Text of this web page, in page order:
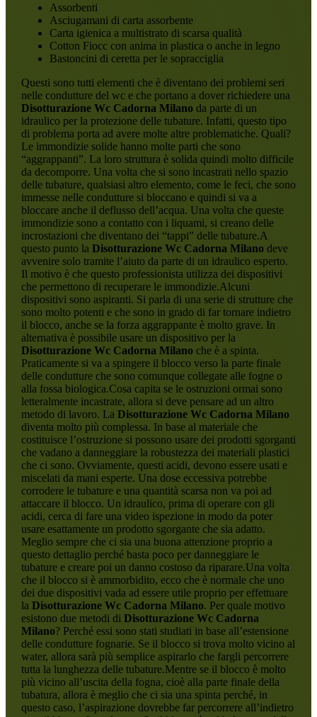
Assorbenti
Asciugamani di carta assorbente
Carta igienica a multistrato di scarsa qualità
Cotton Fiocc con anima in plastica o anche in legno
Bastoncini di ceretta per le sopracciglia
Questi sono tutti elementi che è diventano dei problemi seri
nelle condutture del wc e che portano a dover richiedere una
Disotturazione Wc Cadorna Milanoda parte di un
idraulico per la protezione delle tubature. Infatti, questo tipo
di problema porta ad avere molte altre problematiche. Quali?
Le immondizie solide hanno molte parti che sono
“aggrappanti”. La loro struttura è solida quindi molto difficile
da decomporre. Una volta che si sono incastrati nello spazio
delle tubature, qualsiasi altro elemento, come le feci, che sono
immesse nelle condutture si bloccano e quindi si va a
bloccare anche il deflusso dell’acqua. Una volta che queste
immondizie sono a contatto con i liquami, si creano delle
incrostazioni che diventano dei “tappi” delle tubature.A
questo punto la Disotturazione Wc Cadorna Milanodeve
avvenire solo tramite l’aiuto da parte di un idraulico esperto.
Il motivo è che questo professionista utilizza dei dispositivi
che permettono di recuperare le immondizie.Alcuni
dispositivi sono aspiranti. Si parla di una serie di strutture che
sono molto potenti e che sono in grado di far tornare indietro
il blocco, anche se la forza aggrappante è molto grave. In
alternativa è possibile usare un dispositivo per la
Disotturazione Wc Cadorna Milanoche è a spinta.
Praticamente si va a spingere il blocco verso la parte finale
delle condutture che sono comunque collegate alle fogne o
alla fossa biologica.Cosa capita se le ostruzioni ormai sono
letteralmente incastrate, allora si deve pensare ad un altro
metodo di lavoro. La Disotturazione Wc Cadorna Milano
diventa molto più complessa. In base al materiale che
costituisce l’ostruzione si possono usare dei prodotti sgorganti
che vadano a danneggiare la robustezza dei materiali plastici
che ci sono. Ovviamente, questi acidi, devono essere usati e
miscelati da mani esperte. Una dose eccessiva potrebbe
corrodere le tubature e una quantità scarsa non va poi ad
attaccare il blocco. Un idraulico, prima di operare con gli
acidi, cerca di fare una video ispezione in modo da poter
usare esattamente un prodotto sgorgante che sia adatto.
Meglio sempre che ci sia una buona attenzione proprio a
questo dettaglio perché basta poco per danneggiare le
tubature e creare poi un danno costoso da riparare.Una volta
che il blocco si è ammorbidito, ecco che è normale che uno
dei due dispositivi vada ad essere utile proprio per effettuare
la Disotturazione Wc Cadorna Milano. Per quale motivo
esistono due metodi di Disotturazione Wc Cadorna
Milano? Perché essi sono stati studiati in base all’estensione
delle condutture fognarie. Se il blocco si trova molto vicino al
water, allora sarà più semplice aspirarlo che fargli percorrere
tutta la lunghezza delle tubature.Mentre se il blocco è molto
più vicino all’uscita della fogna, cioè alla parte finale della
tubatura, allora è meglio che ci sia una spinta perché, in
questo caso, l’aspirazione dovrebbe far percorrere all’indietro